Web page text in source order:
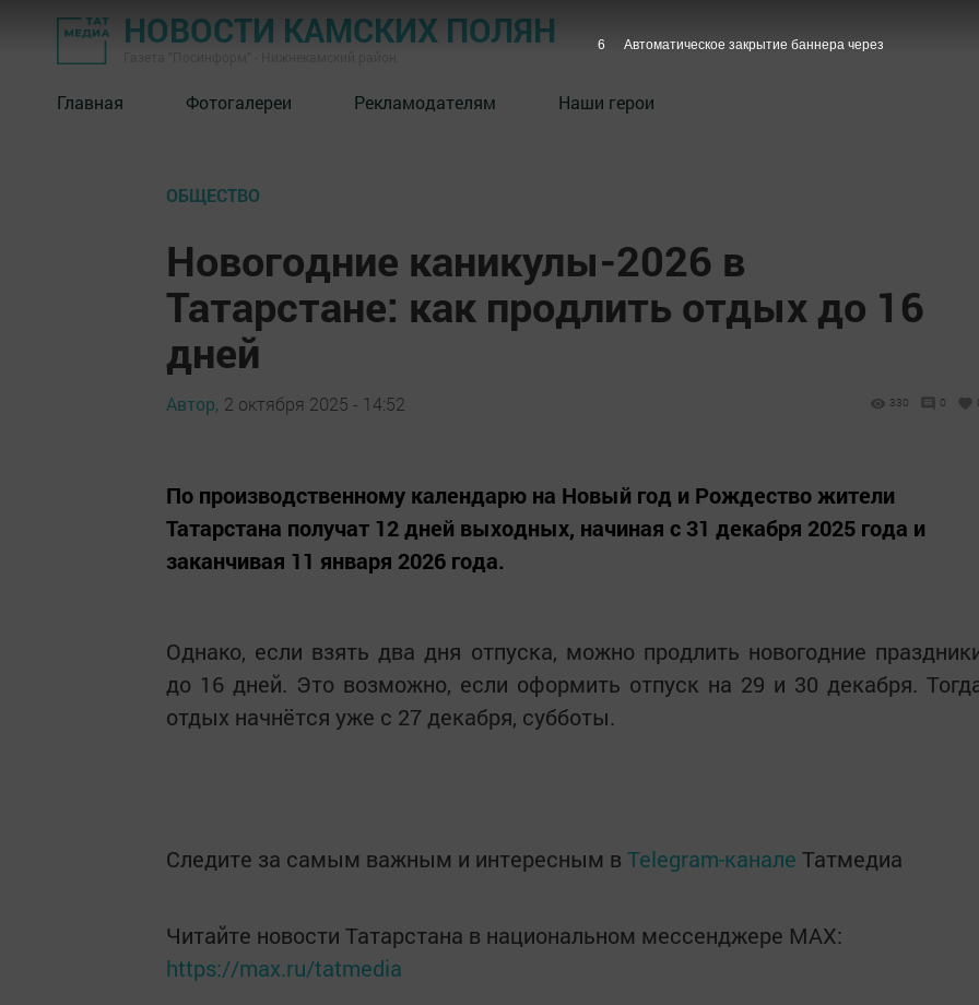
НОВОСТИ КАМСКИХ ПОЛЯН
Главная Фотогалереи Рекламодателям Наши герои
ОБЩЕСТВО
Новогодние каникулы-2026 в
Татарстане: как продлить отдых до 16
дней
Автор, 2 октября 2025 - 14:52 330 0
По производственному календарю на Новый год и Рождество жители
Татарстана получат 12 дней выходных, начиная с 31 декабря 2025 года и
заканчивая 11 января 2026 года.
Однако, если взять два дня отпуска, можно продлить новогодние
до 16 дней. Это возможно, если оформить отпуск на 29 и 30 декабря.
отдых начнётся уже с 27 декабря, субботы.
Следите за самым важным и интересным в Telegram-канале Татмедиа
Читайте новости Татарстана в национальном мессенджере MАХ:
https://max.ru/tatmedia
5 Автоматическое закрытие баннера через